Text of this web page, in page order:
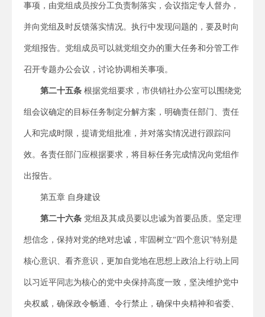
事项，由党组成员按分工负责制落实，会议指定专人督办，
并向党组及时反馈落实情况。执行中发现问题的，要及时向
党组报告。党组成员可以就党组交办的重大任务和分管工作
召开专题办公会议，讨论协调相关事项。
第二十五条 根据党组要求，市供销社办公室可以围绕党
组会议确定的目标任务制定分解方案，明确责任部门、责任
人和完成时限，提请党组批准，并对落实情况进行跟踪问
效。各责任部门应根据要求，将目标任务完成情况向党组作
出报告。
第五章 自身建设
第二十六条 党组及其成员要以忠诚为首要品质。坚定理
想信念，保持对党的绝对忠诚，牢固树立“四个意识”特别是
核心意识、看齐意识，更加自觉地在思想上政治上行动上同
以习近平同志为核心的党中央保持高度一致，坚决维护党中
央权威，确保政令畅通、令行禁止，确保中央精神和省委、